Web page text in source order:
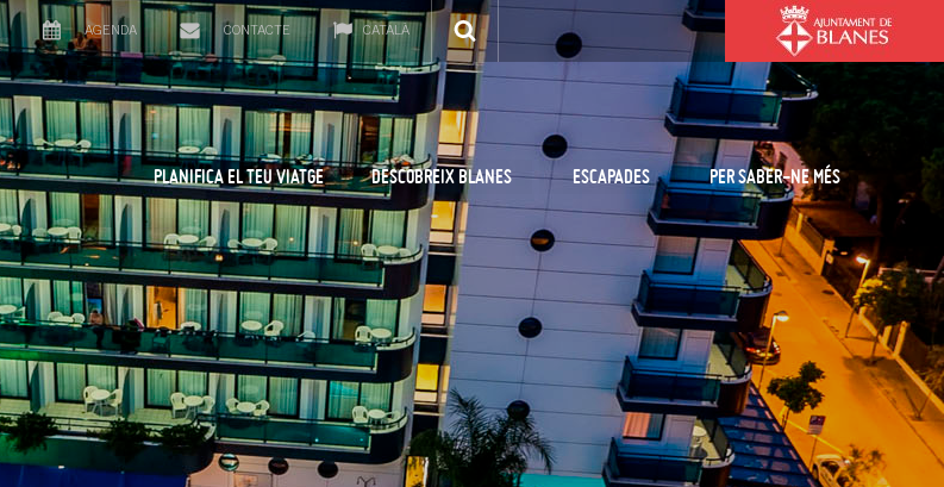
AGENDA CONTACTE CATALÀ
PLANIFICA EL TEU VIATGE DESCOBREIX BLANES ESCAPADES PER SABER-NE MÉS